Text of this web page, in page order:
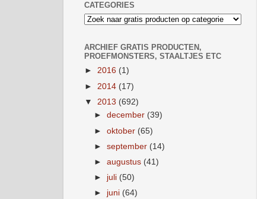
CATEGORIES
ARCHIEF GRATIS PRODUCTEN,
PROEFMONSTERS, STAALTJES ETC
► 2016 (1)
► 2014 (17)
▼ 2013 (692)
►december (39)
►oktober (65)
►september (14)
►augustus (41)
► juli (50)
► juni (64)